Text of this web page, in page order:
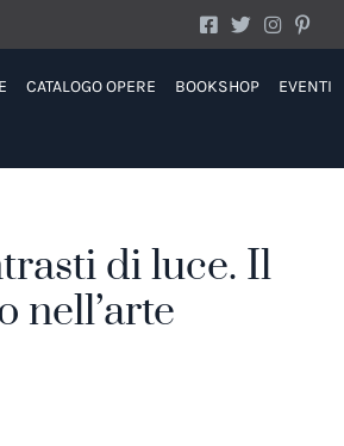
CATALOGO OPERE BOOKSHOP EVENTI
di luce. Il
nell’arte